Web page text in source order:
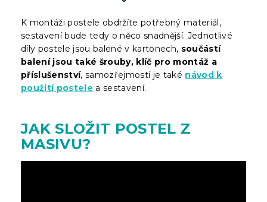
K montáži postele obdržíte potřebný materiál,
sestavení bude tedy o něco snadnější. Jednotlivé
díly postele jsou balené v kartonech, součástí
balení jsou také šrouby, klíč pro montáž a
příslušenství, samozřejmostí je také návod k
použití postele a sestavení.
JAK SLOŽIT POSTEL Z
MASIVU?